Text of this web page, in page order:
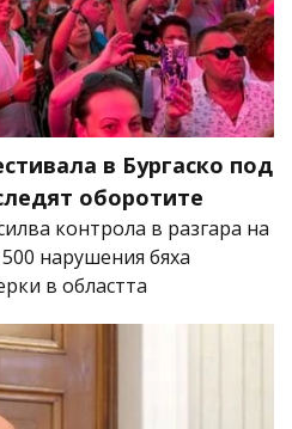
в Бургаско под
оборотите
контрола в разгара на
нарушения бяха
в областта